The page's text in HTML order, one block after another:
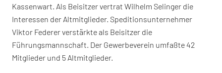
Kassenwart. Als Beisitzer vertrat Wilhelm Selinger die
Interessen der Altmitglieder. Speditionsunternehmer
Viktor Federer verstärkte als Beisitzer die
Führungsmannschaft. Der Gewerbeverein umfaßte 42
Mitglieder und 5 Altmitglieder.